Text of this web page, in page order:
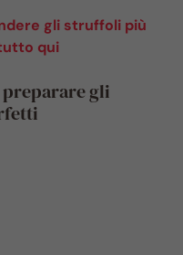
gli struffoli più
qui
gli